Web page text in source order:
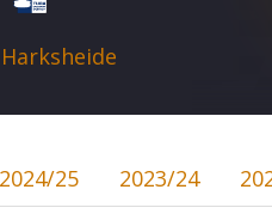
2024/25 2023/24